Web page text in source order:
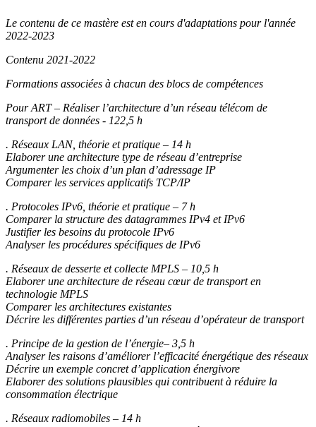
Le contenu de ce mastère est en cours d'adaptations pour l'année
2022-2023
Contenu 2021-2022
Formations associées à chacun des blocs de compétences
Pour ART – Réaliser l’architecture d’un réseau télécom de
transport de données - 122,5 h
. Réseaux LAN, théorie et pratique – 14 h
Elaborer une architecture type de réseau d’entreprise
Argumenter les choix d’un plan d’adressage IP
Comparer les services applicatifs TCP/IP
. Protocoles IPv6, théorie et pratique – 7 h
Comparer la structure des datagrammes IPv4 et IPv6
Justifier les besoins du protocole IPv6
Analyser les procédures spécifiques de IPv6
. Réseaux de desserte et collecte MPLS – 10,5 h
Elaborer une architecture de réseau cœur de transport en
technologie MPLS
Comparer les architectures existantes
Décrire les différentes parties d’un réseau d’opérateur de transport
. Principe de la gestion de l’énergie– 3,5 h
Analyser les raisons d’améliorer l’efficacité énergétique des réseaux
Décrire un exemple concret d’application énergivore
Elaborer des solutions plausibles qui contribuent à réduire la
consommation électrique
. Réseaux radiomobiles – 14 h